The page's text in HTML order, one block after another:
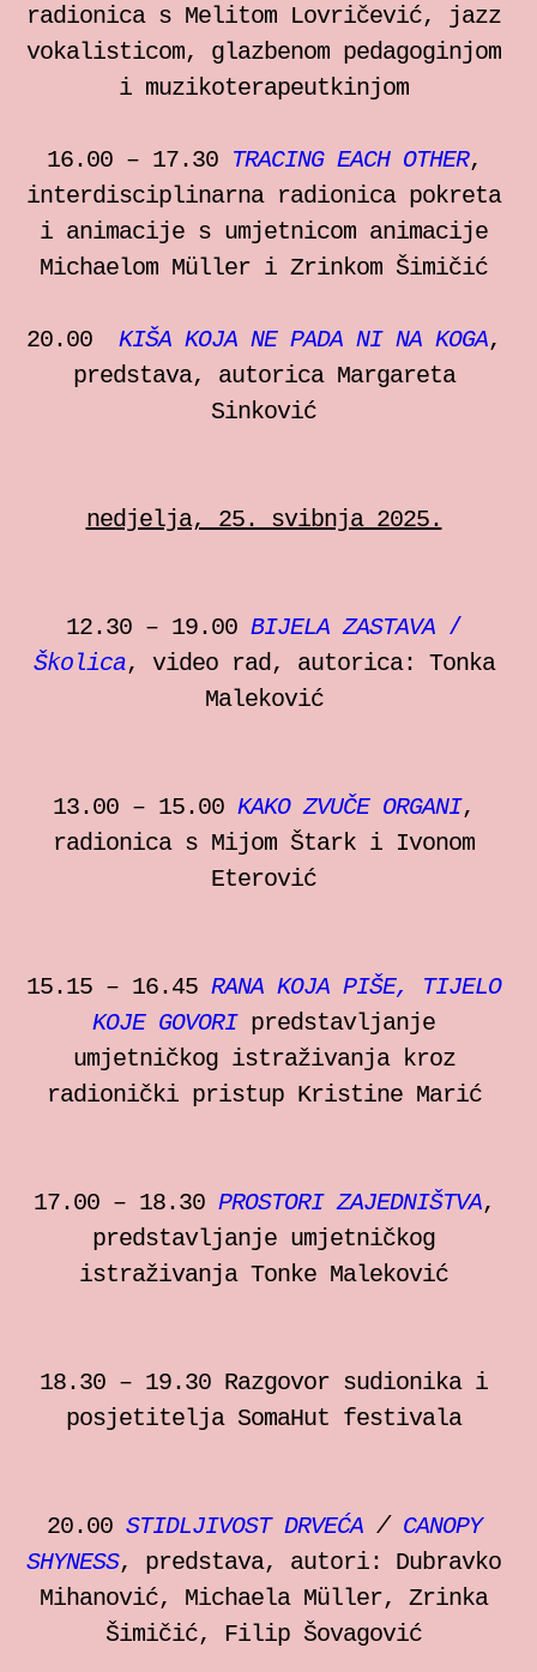
radionica s Melitom Lovričević, jazz
vokalisticom, glazbenom pedagoginjom
i muzikoterapeutkinjom
16.00 – 17.30 TRACING EACH OTHER,
interdisciplinarna radionica pokreta
i animacije s umjetnicom animacije
Michaelom Müller i Zrinkom Šimičić
20.00 KIŠA KOJA NE PADA NI NA KOGA,
predstava, autorica Margareta
Sinković
nedjelja, 25. svibnja 2025.
12.30 – 19.00 BIJELA ZASTAVA /
Školica, video rad, autorica: Tonka
Maleković
13.00 – 15.00 KAKO ZVUČE ORGANI,
radionica s Mijom Štark i Ivonom
Eterović
15.15 – 16.45 RANA KOJA PIŠE, TIJELO
KOJE GOVORI predstavljanje
umjetničkog istraživanja kroz
radionički pristup Kristine Marić
17.00 – 18.30 PROSTORI ZAJEDNIŠTVA,
predstavljanje umjetničkog
istraživanja Tonke Maleković
18.30 – 19.30 Razgovor sudionika i
posjetitelja SomaHut festivala
20.00 STIDLJIVOST DRVEĆA/ CANOPY
SHYNESS, predstava, autori: Dubravko
Mihanović, Michaela Müller, Zrinka
Šimičić, Filip Šovagović